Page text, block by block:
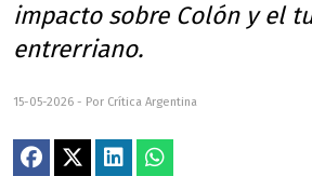
impacto sobre Colón y el
entrerriano.
15-05-2026 - Por Crítica Argentina